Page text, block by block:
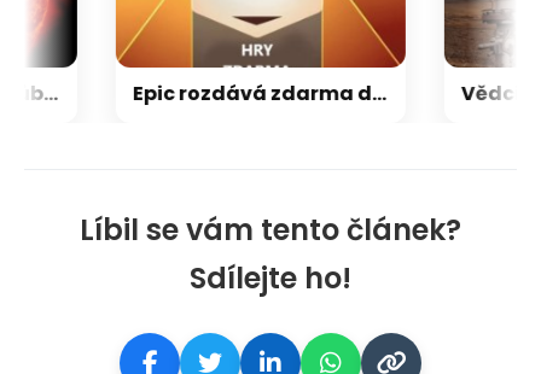
Líbil se vám tento článek?
Sdílejte ho!
Slunce není zblízka vůbec klidné. Největší sluneční teleskop odhalil víry Epic rozdává zdarma dvě hry, které potěší hráče adventur a kooperativních her